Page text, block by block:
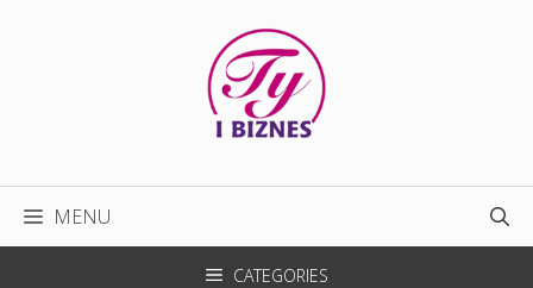
MENU
CATEGORIES